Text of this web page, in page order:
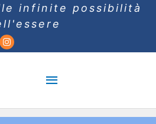
infinite possibilità
Menu
principale